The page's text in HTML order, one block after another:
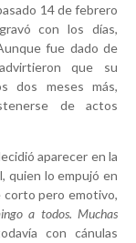
14 de febrero
con los días,
fue dado de
que su
dos meses más,
de actos
aparecer en la
quien lo empujó en
corto pero emotivo,
a todos. Muchas
con cánulas